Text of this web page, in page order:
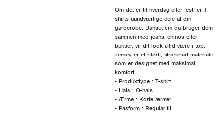
Om det er til hverdag eller fest, er T-
shirts uundværlige dele af din
garderobe. Uanset om du bruger dem
sammen med jeans, chinos eller
bukser, vil dit look altid være i top.
Jersey er et blødt, strækbart materiale,
som er designet med maksimal
komfort.
- Produkttype : T-shirt
- Hals : O-hals
- Ærme : Korte ærmer
- Pasform : Regular fit